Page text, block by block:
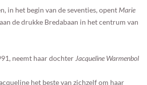
in het begin van de seventies, opent Marie
de drukke Bredabaan in het centrum van
neemt haar dochter Jacqueline Warmenbol
het beste van zichzelf om haar